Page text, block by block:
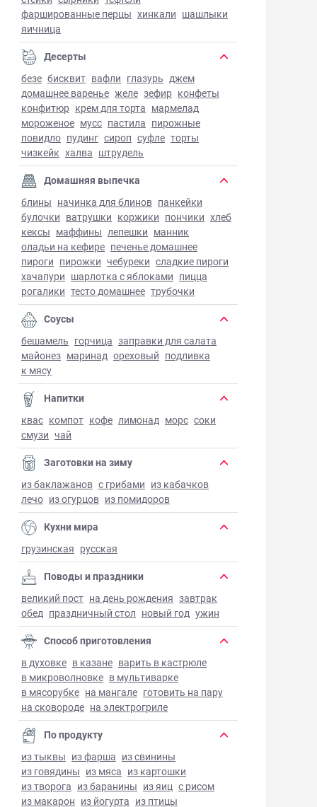
фаршированные перцы хинкали шашлыки
яичница
Десерты
безе бисквит вафли глазурь джем
домашнее варенье желе зефир конфеты
конфитюр крем для торта мармелад
мороженое мусс пастила пирожные
повидло пудинг сироп суфле торты
чизкейк халва штрудель
Домашняя выпечка
блины начинка для блинов панкейки
булочки ватрушки коржики пончики хлеб
кексы маффины лепешки манник
оладьи на кефире печенье домашнее
пироги пирожки чебуреки сладкие пироги
хачапури шарлотка с яблоками пицца
рогалики тесто домашнее трубочки
Соусы
бешамель горчица заправки для салата
майонез маринад ореховый подливка
к мясу
Напитки
квас компот кофе лимонад морс соки
смузи чай
Заготовки на зиму
из баклажанов с грибами из кабачков
лечо из огурцов из помидоров
Кухни мира
грузинская русская
Поводы и праздники
великий пост на день рождения завтрак
обед праздничный стол новый год ужин
Способ приготовления
в духовке в казане варить в кастрюле
в микроволновке в мультиварке
в мясорубке на мангале готовить на пару
на сковороде на электрогриле
По продукту
из тыквы из фарша из свинины
из говядины из мяса из картошки
из творога из баранины из яиц с рисом
из макарон из йогурта из птицы